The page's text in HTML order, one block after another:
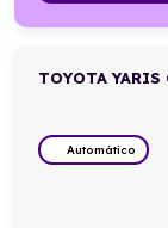
TOYOTA
Automático